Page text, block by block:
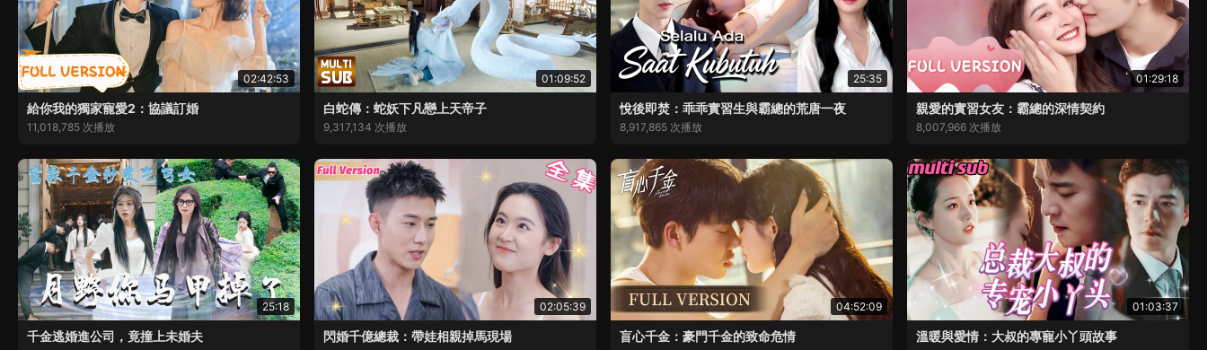
02:42:53
給你我的獨家寵愛2：協議訂婚
11,018,785 次播放
01:09:52
白蛇傳：蛇妖下凡戀上天帝子
9,317,134 次播放
25:35
悅後即焚：乖乖實習生與霸總的荒唐一夜
8,917,865 次播放
01:29:18
親愛的實習女友：霸總的深情契約
8,007,966 次播放
25:18
千金逃婚進公司，竟撞上未婚夫
02:05:39
閃婚千億總裁：帶娃相親掉馬現場
04:52:09
盲心千金：豪門千金的致命危情
01:03:37
溫暖與愛情：大叔的專寵小丫頭故事